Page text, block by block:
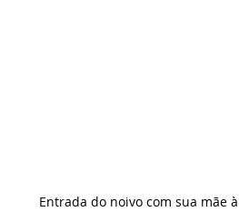
Entrada do noivo com sua mãe